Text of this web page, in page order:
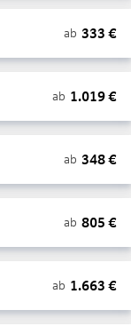
ab 333 €
ab 1.019€
ab 348€
ab 805 €
ab 1.663 €